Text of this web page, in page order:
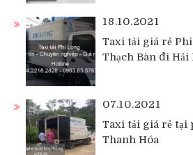
18.10.2021
Taxi tải giá rẻ
Thạch Bàn đi Hải
07.10.2021
Taxi tải giá rẻ tại
Thanh Hóa